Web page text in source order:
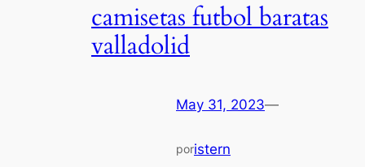
camisetas futbol baratas
valladolid
May 31, 2023—
poristern